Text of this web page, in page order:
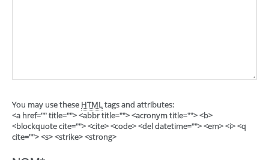
You may use these HTMLtags and attributes:
<a href="" title=""> <abbr title=""> <acronym title=""> <b>
<blockquote cite=""> <cite> <code> <del datetime=""> <em> <i> <q
cite=""> <s> <strike> <strong>